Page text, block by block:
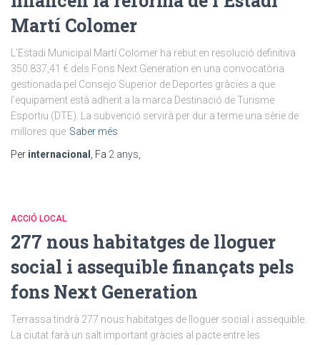
Martí Colomer
L’Estadi Municipal Martí Colomer ha rebut en resolució definitiva
350.837,41 € dels Fons Next Generation en una convocatòria
gestionada pel Consejo Superior de Deportes gràcies a que
l’equipament està adherit a la marca Destinació de Turisme
Esportiu (DTE). La subvenció servirà per dur a terme una sèrie de
millores que Saber més
Per internacional , Fa 2 anys
ACCIÓ LOCAL
277 nous habitatges de lloguer
social i assequible finançats pels
fons Next Generation
Terrassa tindrà 277 nous habitatges de lloguer social i assequible.
La ciutat farà un salt important gràcies al pacte entre les